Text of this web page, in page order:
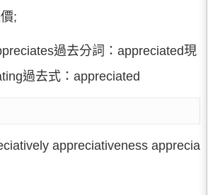
;
過去分詞：appreciated現
過去式：appreciated
appreciativeness apprecia